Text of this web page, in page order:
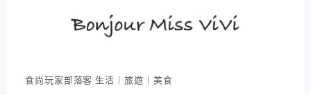
食尚玩家部落客 生活｜旅遊｜美食